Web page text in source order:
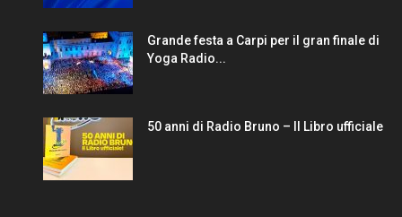
Grande festa a Carpi per il gran finale di
Yoga Radio...
50 anni di Radio Bruno – Il Libro ufficiale